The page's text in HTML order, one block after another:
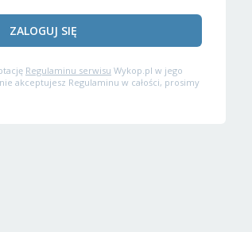
ZALOGUJ SIĘ
Regulaminu serwisu Wykop.pl w jego
akceptujesz Regulaminu w całości, prosimy